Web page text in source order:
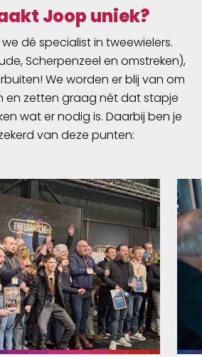
Joop uniek?
we dé specialist in tweewielers.
Scherpenzeel en omstreken),
We worden er blij van om
en zetten graag nét dat stapje
wat er nodig is. Daarbij ben je
van deze punten: